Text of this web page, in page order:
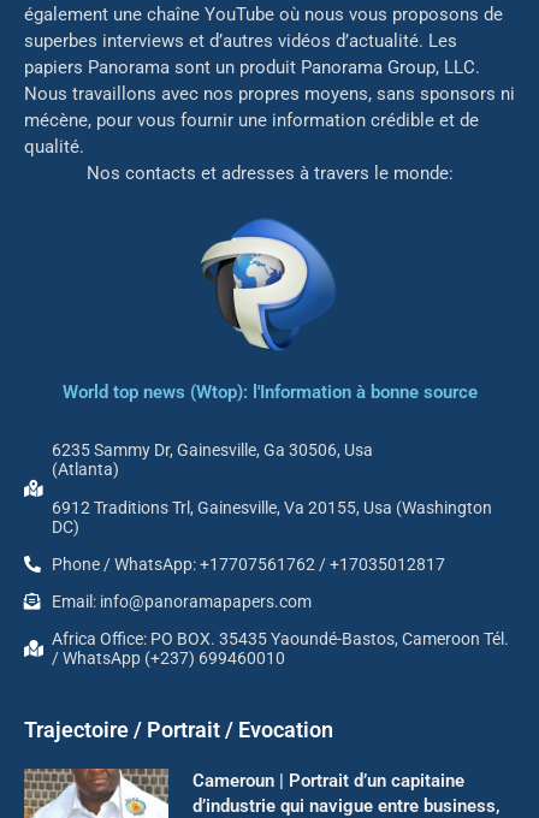
également une chaîne YouTube où nous vous proposons de
superbes interviews et d’autres vidéos d’actualité. Les
papiers Panorama sont un produit Panorama Group, LLC.
Nous travaillons avec nos propres moyens, sans sponsors ni
mécène, pour vous fournir une information crédible et de
qualité.
Nos contacts et adresses à travers le monde:
World top news (Wtop): l'Information à bonne source
6235 Sammy Dr, Gainesville, Ga 30506, Usa
(Atlanta)
6912 Traditions Trl, Gainesville, Va 20155, Usa (Washington
DC)
Phone / WhatsApp: +17707561762 / +17035012817
Email: info@panoramapapers.com
Africa Office: PO BOX. 35435 Yaoundé-Bastos, Cameroon Tél.
/ WhatsApp (+237) 699460010
Trajectoire / Portrait / Evocation
Cameroun | Portrait d’un capitaine
d’industrie qui navigue entre business,